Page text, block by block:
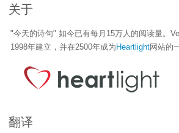
关于
"今天的诗句" 如今已有每月15万人的阅读量。
1998年建立，并在2500年成为 Heartlight网站的
翻译